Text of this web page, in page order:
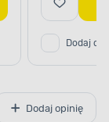
Dodaj do
Dodaj opinię